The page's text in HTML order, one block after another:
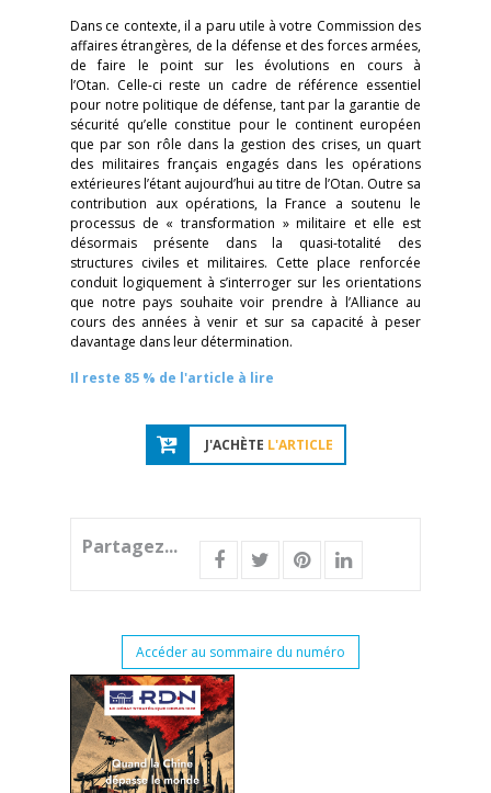
Dans ce contexte, il a paru utile à votre Commission des
affaires étrangères, de la défense et des forces armées,
de faire le point sur les évolutions en cours à
l’Otan. Celle-ci reste un cadre de référence essentiel
pour notre politique de défense, tant par la garantie de
sécurité qu’elle constitue pour le continent européen
que par son rôle dans la gestion des crises, un quart
des militaires français engagés dans les opérations
extérieures l’étant aujourd’hui au titre de l’Otan. Outre sa
contribution aux opérations, la France a soutenu le
processus de « transformation » militaire et elle est
désormais présente dans la quasi-totalité des
structures civiles et militaires. Cette place renforcée
conduit logiquement à s’interroger sur les orientations
que notre pays souhaite voir prendre à l’Alliance au
cours des années à venir et sur sa capacité à peser
davantage dans leur détermination.
Il reste 85 % de l'article à lire
J'ACHÈTE L'ARTICLE
Partagez...
Accéder au sommaire du numéro